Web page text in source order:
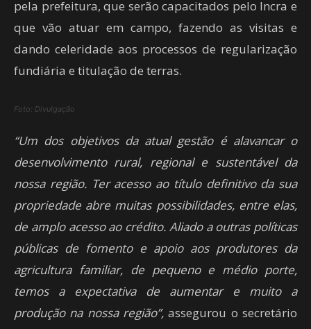
pela prefeitura, que serão capacitados pelo Incra e
que vão atuar em campo, fazendo as visitas e
dando celeridade aos processos de regularização
fundiária e titulação de terras.
Foto: Divulgação
“Um dos objetivos da atual gestão é alavancar o
desenvolvimento rural, regional e sustentável da
nossa região. Ter acesso ao título definitivo da sua
propriedade abre muitas possibilidades, entre elas,
de amplo acesso ao crédito. Aliado a outras políticas
públicas de fomento e apoio aos produtores da
agricultura familiar, de pequeno e médio porte,
temos a expectativa de aumentar e muito a
produção na nossa região”,assegurou o secretário